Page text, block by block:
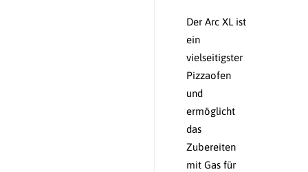
Der Arc XL ist
ein
vielseitigster
Pizzaofen
und
ermöglicht
das
Zubereiten
mit Gas für